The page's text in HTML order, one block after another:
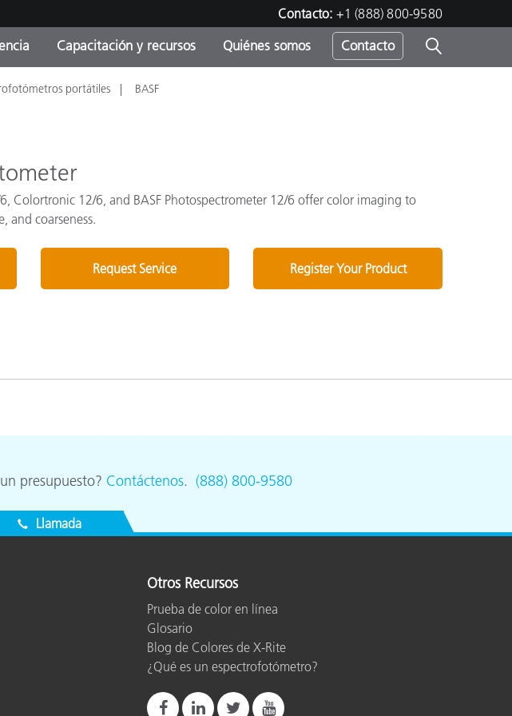
Contacto: +1 (888) 800-9580
fuera de
actuales
Store
Display & Printer
Envasados
Food Color Measurement
Duraderos
con nuestro equipo
Capacitación y recursos
y auditorías
Descargas
Quiénes somos Contacto
portátiles
BASF
Colortronic 12/6, and BASF Photospectrometer 12/6 offer color imaging to
and coarseness.
Request Service Register Your Product
presupuesto? Contáctenos. (888) 800-9580
Llamada
Otros Recursos
Prueba de color en línea
Glosario
Blog de Colores de X-Rite
¿Qué es un espectrofotómetro?